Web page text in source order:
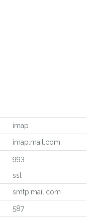
imap
imap.mail.com
993
ssl
smtp.mail.com
587